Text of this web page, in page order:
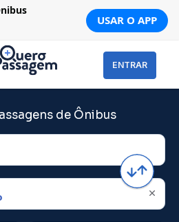
USAR O APP
ENTRAR
de Ônibus